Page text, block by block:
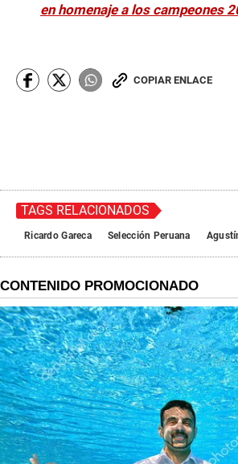
en homenaje a los campeones
COPIAR ENLACE
TAGS RELACIONADOS
Ricardo Gareca Selección Peruana